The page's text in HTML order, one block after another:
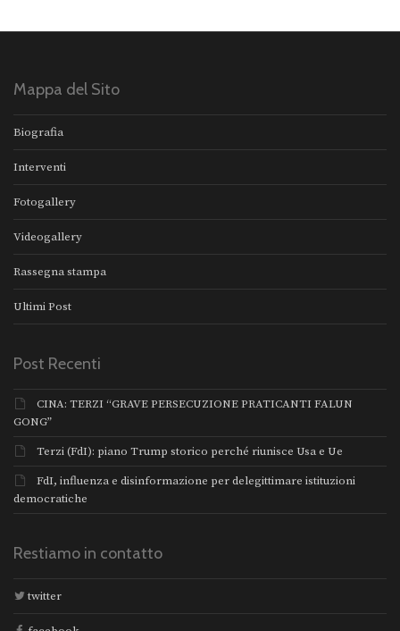
Mappa del Sito
Biografia
Interventi
Fotogallery
Videogallery
Rassegna stampa
Ultimi Post
Post Recenti
CINA: TERZI “GRAVE PERSECUZIONE PRATICANTI FALUN
GONG”
Terzi (FdI): piano Trump storico perché riunisce Usa e Ue
FdI, influenza e disinformazione per delegittimare istituzioni
democratiche
Restiamo in contatto
twitter